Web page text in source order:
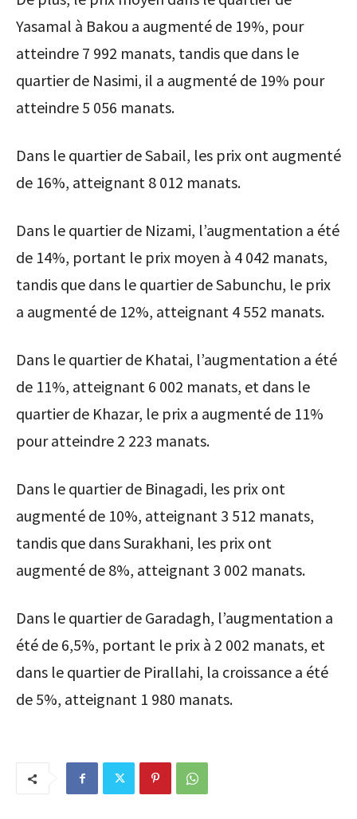
Yasamal à Bakou a augmenté de 19%, pour
atteindre 7 992 manats, tandis que dans le
quartier de Nasimi, il a augmenté de 19% pour
atteindre 5 056 manats.
Dans le quartier de Sabail, les prix ont augmenté
de 16%, atteignant 8 012 manats.
Dans le quartier de Nizami, l’augmentation a été
de 14%, portant le prix moyen à 4 042 manats,
tandis que dans le quartier de Sabunchu, le prix
a augmenté de 12%, atteignant 4 552 manats.
Dans le quartier de Khatai, l’augmentation a été
de 11%, atteignant 6 002 manats, et dans le
quartier de Khazar, le prix a augmenté de 11%
pour atteindre 2 223 manats.
Dans le quartier de Binagadi, les prix ont
augmenté de 10%, atteignant 3 512 manats,
tandis que dans Surakhani, les prix ont
augmenté de 8%, atteignant 3 002 manats.
Dans le quartier de Garadagh, l’augmentation a
été de 6,5%, portant le prix à 2 002 manats, et
dans le quartier de Pirallahi, la croissance a été
de 5%, atteignant 1 980 manats.